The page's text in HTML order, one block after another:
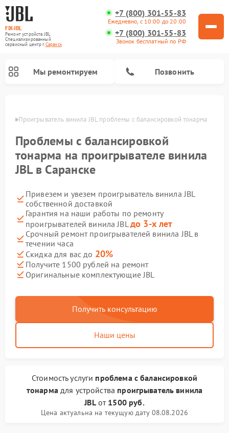
FIX-JBL
Ремонт устройств JBL
Специализированный
cервисный центр г.Саранск
+7 (800) 301-55-83
Ежедневно, с 10:00 до 20:00
+7 (800) 301-55-83
Звонок бесплатный по РФ
Мы ремонтируем Позвонить
Проигрыватель винила JBL проблемы с балансировкой тонарма
Проблемы с балансировкой
тонарма на проигрывателе винила
JBL в Саранске
Привезем и увезем проигрыватель винила JBL
собственной доставкой
Гарантия на наши работы по ремонту
проигрывателей винила JBLдо 3-х лет
Срочный ремонт проигрывателей винила JBL в
течении часа
Скидка для вас до 20%
Получите 1500 рублей на ремонт
Оригинальные комплектующие JBL
Получить консультацию
Наши цены
Стоимость услуги проблема с балансировкой
тонармадля устройства проигрыватель винила
JBLот 1500 руб.
Цена актуальна на текущую дату 08.08.2026